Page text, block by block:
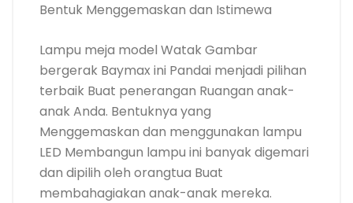
Bentuk Menggemaskan dan Istimewa
Lampu meja model Watak Gambar
bergerak Baymax ini Pandai menjadi pilihan
terbaik Buat penerangan Ruangan anak-
anak Anda. Bentuknya yang
Menggemaskan dan menggunakan lampu
LED Membangun lampu ini banyak digemari
dan dipilih oleh orangtua Buat
membahagiakan anak-anak mereka.